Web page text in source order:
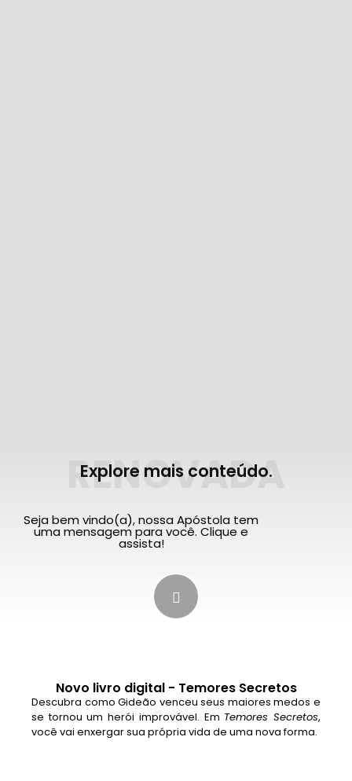
RENOVADA
Explore mais conteúdo.
Seja bem vindo(a), nossa Apóstola tem
uma mensagem para você. Clique e
assista!
Novo livro digital - Temores Secretos
Descubra como Gideão venceu seus maiores medos e
se tornou um herói improvável. Em Temores Secretos,
você vai enxergar sua própria vida de uma nova forma.